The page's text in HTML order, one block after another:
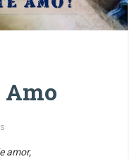
Amo
amor,